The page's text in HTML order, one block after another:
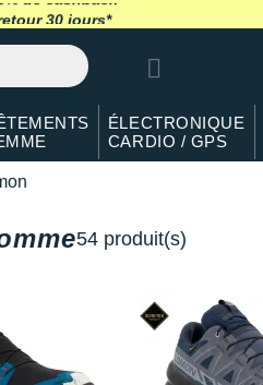
retour 30 jours *
ÉLECTRONIQUE
CARDIO / GPS
54 produit(s)